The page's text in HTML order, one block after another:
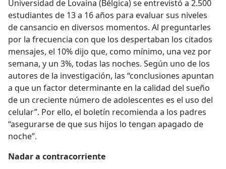
Universidad de Lovaina (Bélgica) se entrevistó a 2.500
estudiantes de 13 a 16 años para evaluar sus niveles
de cansancio en diversos momentos. Al preguntarles
por la frecuencia con que los despertaban los citados
mensajes, el 10% dijo que, como mínimo, una vez por
semana, y un 3%, todas las noches. Según uno de los
autores de la investigación, las “conclusiones apuntan
a que un factor determinante en la calidad del sueño
de un creciente número de adolescentes es el uso del
celular”. Por ello, el boletín recomienda a los padres
“asegurarse de que sus hijos lo tengan apagado de
noche”.
Nadar a contracorriente